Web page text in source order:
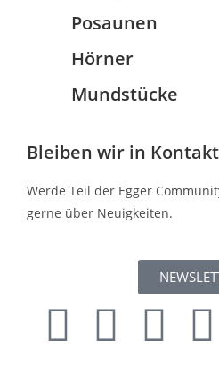
Posaunen
Hörner
Mundstücke
Bleiben wir in Kontakt
Werde Teil der Egger
gerne über Neuigkeiten.